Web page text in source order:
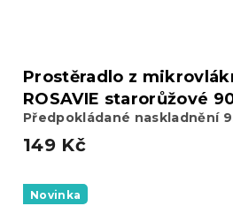
Prostěradlo z
ROSAVIE starorůžové
Předpokládané naskladnění
149 Kč
Novinka